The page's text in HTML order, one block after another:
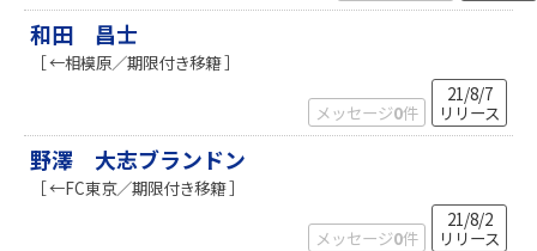
和田 昌士
［ ←相模原／期限付き移籍 ］
メッセージ0件
21/8/7
リリース
野澤 大志ブランドン
［ ←FC東京／期限付き移籍 ］
メッセージ0件
21/8/2
リリース